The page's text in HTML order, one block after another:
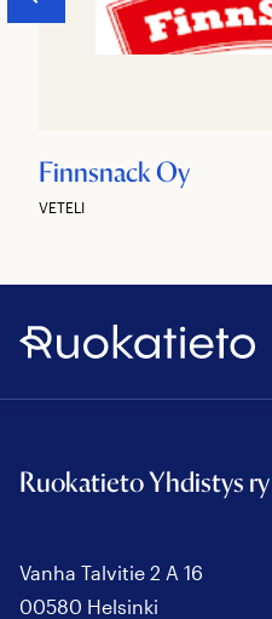
Finnsnack Oy
VETELI
Ruokatieto
Ruokatieto Yhdistys ry
Vanha Talvitie 2 A 16
00580 Helsinki